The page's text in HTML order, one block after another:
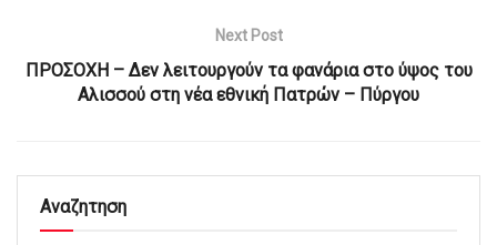
Next Post
ΠΡΟΣΟΧΗ – Δεν λειτουργούν τα φανάρια στο ύψος του
Αλισσού στη νέα εθνική Πατρών – Πύργου
Αναζητηση